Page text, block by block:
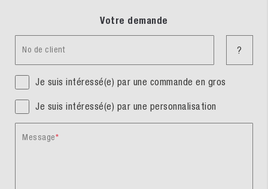
Votre demande
No de client ?
Je suis intéressé(e) par une commande en gros
Je suis intéressé(e) par une personnalisation
Message